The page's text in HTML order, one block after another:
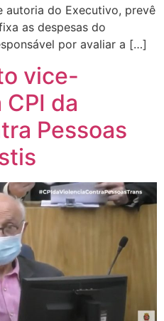
autoria do Executivo, prevê
as despesas do
por avaliar a […]
vice-
da
Pessoas